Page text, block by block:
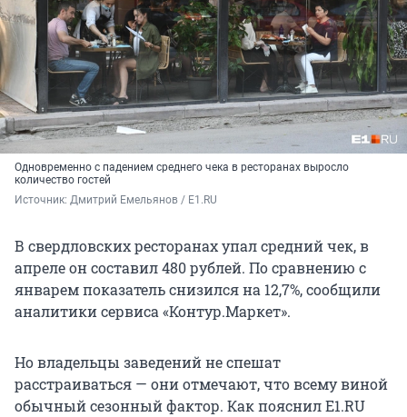
Одновременно с падением среднего чека в ресторанах выросло
количество гостей
Источник: Дмитрий Емельянов / E1.RU
В свердловских ресторанах упал средний чек, в
апреле он составил 480 рублей. По сравнению с
январем показатель снизился на 12,7%, сообщили
аналитики сервиса «Контур.Маркет».
Но владельцы заведений не спешат
расстраиваться — они отмечают, что всему виной
обычный сезонный фактор. Как пояснил E1.RU